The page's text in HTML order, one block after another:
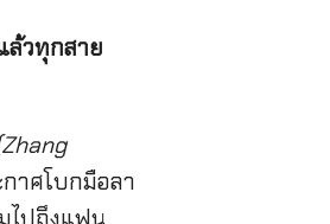
ล้วทุกสาย
าศโบกมือลา